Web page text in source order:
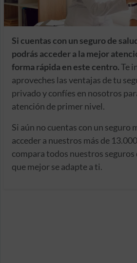
Si cuentas con un seguro de
podrás acceder a la mejor
forma rápida en este centro.Te
aproveches las ventajas de tu
privado y confíes en nosotros
atención de primer nivel.
Si aún no cuentas con un seguro
acceder a nuestros más de
compara todos nuestros seguros
que mejor se adapte a ti.